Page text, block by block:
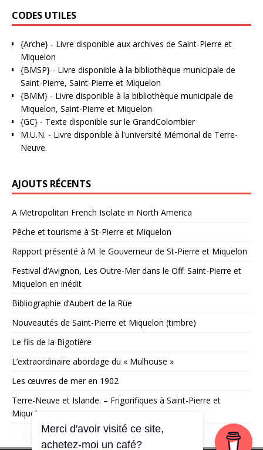
CODES UTILES
{Arche} - Livre disponible aux archives de Saint-Pierre et
Miquelon
{BMSP} - Livre disponible à la bibliothèque municipale de
Saint-Pierre, Saint-Pierre et Miquelon
{BMM} - Livre disponible à la bibliothèque municipale de
Miquelon, Saint-Pierre et Miquelon
{GC} - Texte disponible sur le GrandColombier
M.U.N. - Livre disponible à l'université Mémorial de Terre-
Neuve.
AJOUTS RÉCENTS
A Metropolitan French Isolate in North America
Pêche et tourisme à St-Pierre et Miquelon
Rapport présenté à M. le Gouverneur de St-Pierre et Miquelon
Festival d’Avignon, Les Outre-Mer dans le Off: Saint-Pierre et
Miquelon en inédit
Bibliographie d’Aubert de la Rüe
Nouveautés de Saint-Pierre et Miquelon (timbre)
Le fils de la Bigotière
L’extraordinaire abordage du « Mulhouse »
Les œuvres de mer en 1902
Terre-Neuve et Islande. – Frigorifiques à Saint-Pierre et
Miquelon
Merci d'avoir visité ce site,
achetez-moi un café?